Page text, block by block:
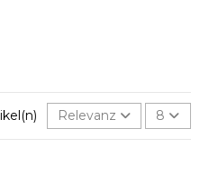
Relevanz 8